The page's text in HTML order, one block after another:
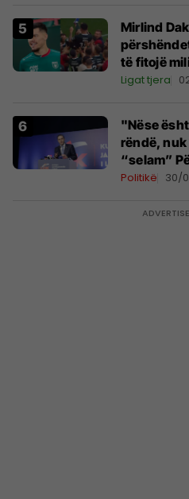
Mirlind
të fitojë
Ligat tjera
"Nëse
rëndë,
“selam”
Politikë 30/